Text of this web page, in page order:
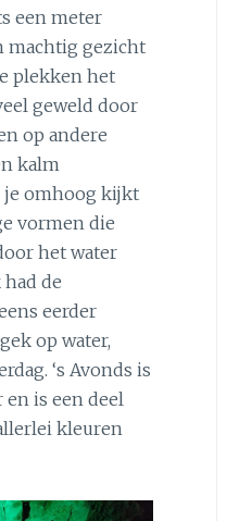
een meter
machtig gezicht
plekken het
geweld door
op andere
kalm
je omhoog kijkt
vormen die
het water
de
eerder
op water,
‘s Avonds is
is een deel
kleuren